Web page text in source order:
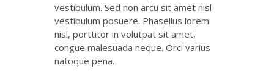
vestibulum. Sed non arcu sit amet nisl
vestibulum posuere. Phasellus lorem
nisl, porttitor in volutpat sit amet,
congue malesuada neque. Orci varius
natoque pena.